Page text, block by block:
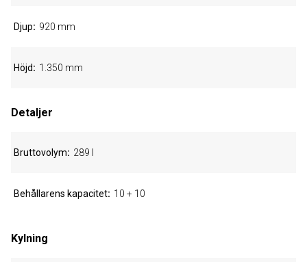
Djup 920 mm
Höjd 1.350 mm
Detaljer
Bruttovolym 289 l
Behållarens kapacitet 10 + 10
Kylning